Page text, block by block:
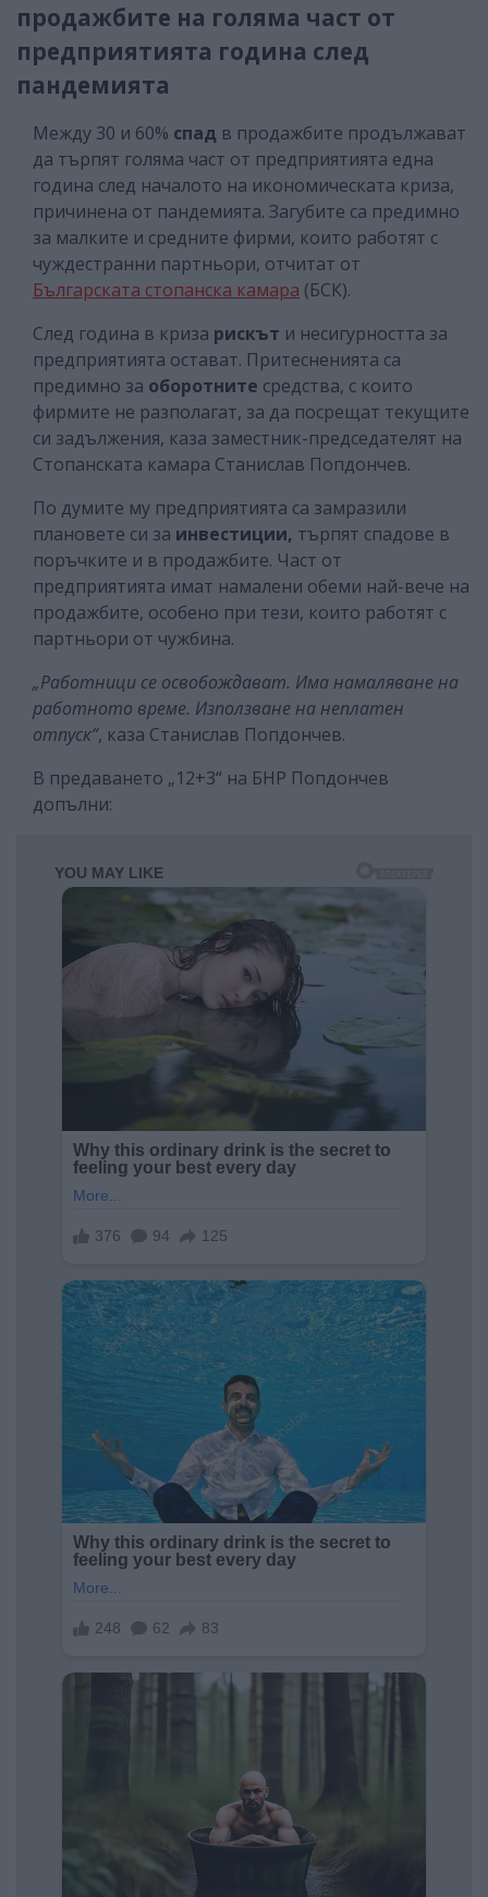
продажбите на голяма част от
предприятията година след
пандемията
Между 30 и 60% спад в продажбите продължават
да търпят голяма част от предприятията една
година след началото на икономическата криза,
причинена от пандемията. Загубите са предимно
за малките и средните фирми, които работят с
чуждестранни партньори, отчитат от
Българската стопанска камара (БСК).
След година в криза рискът и несигурността за
предприятията остават. Притесненията са
предимно за оборотните средства, с които
фирмите не разполагат, за да посрещат текущите
си задължения, каза заместник-председателят на
Стопанската камара Станислав Попдончев.
По думите му предприятията са замразили
плановете си за инвестиции, търпят спадове в
поръчките и в продажбите. Част от
предприятията имат намалени обеми най-вече на
продажбите, особено при тези, които работят с
партньори от чужбина.
„Работници се освобождават. Има намаляване на
работното време. Използване на неплатен
отпуск“, каза Станислав Попдончев.
В предаването „12+3“ на БНР Попдончев
допълни: